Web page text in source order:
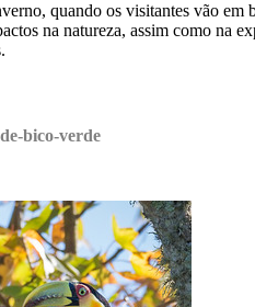
quando os visitantes vão em
na natureza, assim como na
bico-verde